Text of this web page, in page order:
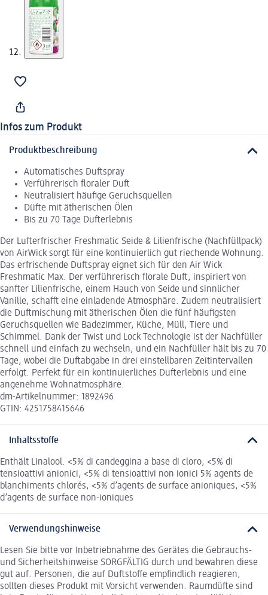
Infos zum Produkt
Produktbeschreibung
Automatisches Duftspray
Verführerisch floraler Duft
Neutralisiert häufige Geruchsquellen
Düfte mit ätherischen Ölen
Bis zu 70 Tage Dufterlebnis
Der Lufterfrischer Freshmatic Seide & Lilienfrische (Nachfüllpack)
von AirWick sorgt für eine kontinuierlich gut riechende Wohnung.
Das erfrischende Duftspray eignet sich für den Air Wick
Freshmatic Max. Der verführerisch florale Duft, inspiriert von
sanfter Lilienfrische, einem Hauch von Seide und sinnlicher
Vanille, schafft eine einladende Atmosphäre. Zudem neutralisiert
die Duftmischung mit ätherischen Ölen die fünf häufigsten
Geruchsquellen wie Badezimmer, Küche, Müll, Tiere und
Schimmel. Dank der Twist und Lock Technologie ist der Nachfüller
schnell und einfach zu wechseln, und ein Nachfüller hält bis zu 70
Tage, wobei die Duftabgabe in drei einstellbaren Zeitintervallen
erfolgt. Perfekt für ein kontinuierliches Dufterlebnis und eine
angenehme Wohnatmosphäre.
dm-Artikelnummer: 1892496
GTIN: 4251758415646
Inhaltsstoffe
Enthält Linalool. <5% di candeggina a base di cloro, <5% di
tensioattivi anionici, <5% di tensioattivi non ionici 5% agents de
blanchiments chlorés, <5% d’agents de surface anioniques, <5%
d’agents de surface non-ioniques
Verwendungshinweise
Lesen Sie bitte vor Inbetriebnahme des Gerätes die Gebrauchs-
und Sicherheitshinweise SORGFÄLTIG durch und bewahren diese
gut auf. Personen, die auf Duftstoffe empfindlich reagieren,
sollten dieses Produkt mit Vorsicht verwenden. Raumdüfte sind